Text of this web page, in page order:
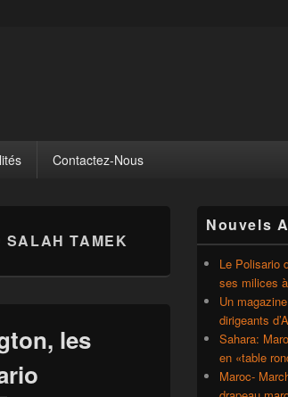
Contactez-Nous
SALAH TAMEK
les
principale
de
widget
barre
latérale
Nouvels
Le Polisario
ses milices
Un
dirigeants
Sahara:
en «table
Maroc-